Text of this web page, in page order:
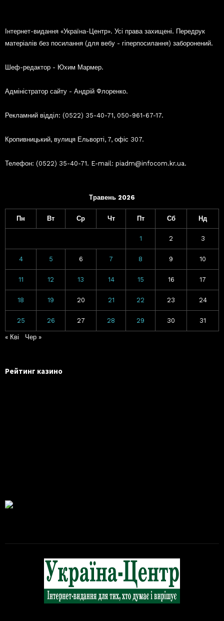
Інтернет-видання «Україна-Центр». Усі права захищені. Передрук
матеріалів без посилання (для вебу - гіперпосилання) заборонений.
Шеф-редактор - Юхим Мармер.
Адміністратор сайту - Андрій Флоренко.
Рекламний відділ: (0522) 35-40-71, 050-961-67-17.
Кропивницький, вулиця Ельворті, 7, офіс 307.
Телефон: (0522) 35-40-71. E-mail: piadm@infocom.kr.ua.
Травень 2026
Пн Вт Ср Чт Пт Сб Нд
1 2 3
4 5 6 7 8 9 10
11 12 13 14 15 16 17
18 19 20 21 22 23 24
25 26 27 28 29 30 31
« Кві Чер »
Рейтинг казино